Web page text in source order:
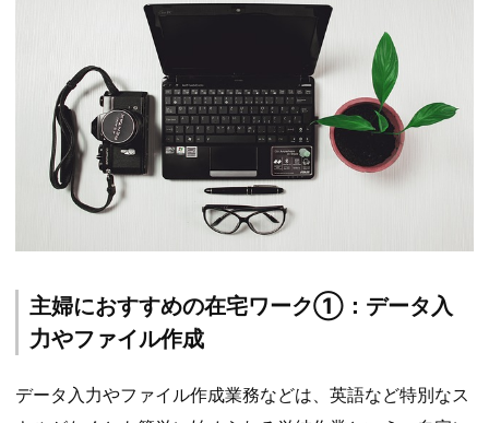
主婦におすすめの在宅ワーク①：データ入
力やファイル作成
データ入力やファイル作成業務などは、英語など特別なス